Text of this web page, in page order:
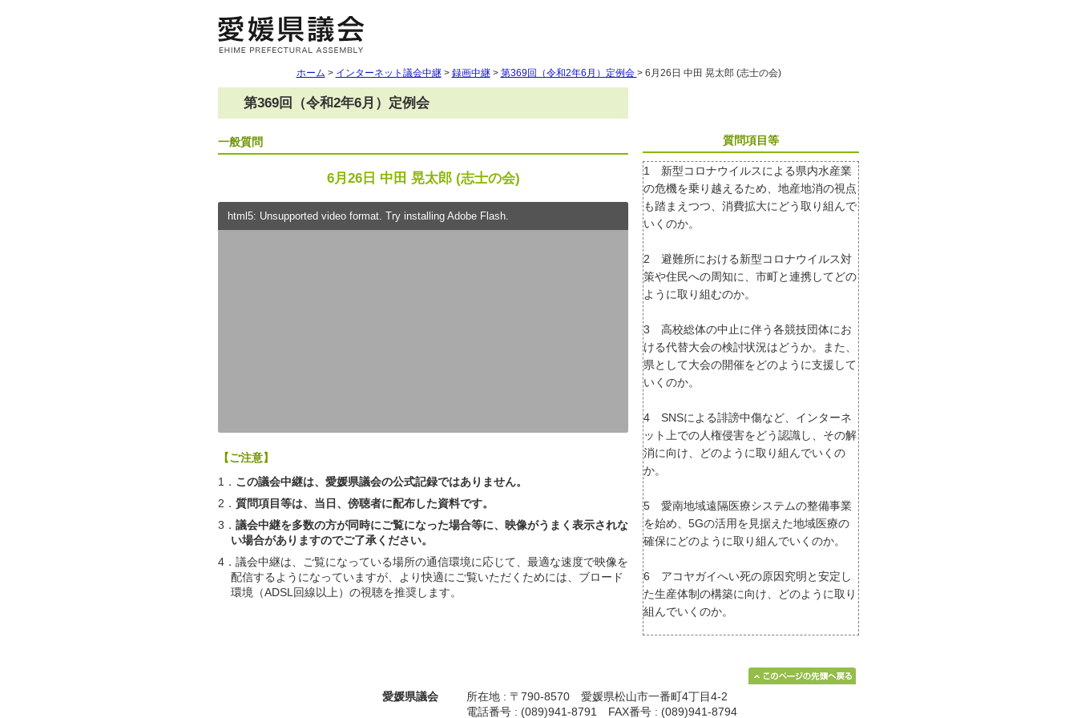
ホーム > インターネット議会中継> 録画中継> 第369回（令和2年6月）定例会 > 6月26日 中田 晃太郎 (志士の会)
第369回（令和2年6月）定例会
一般質問
6月26日 中田 晃太郎 (志士の会)
html5: Unsupported video format. Try installing Adobe Flash.
【ご注意】
1． この議会中継は、愛媛県議会の公式記録ではありません。
2． 質問項目等は、当日、傍聴者に配布した資料です。
3． 議会中継を多数の方が同時にご覧になった場合等に、映像がうまく表示されな
い場合がありますのでご了承ください。
4．議会中継は、ご覧になっている場所の通信環境に応じて、最適な速度で映像を
配信するようになっていますが、より快適にご覧いただくためには、ブロード
環境（ADSL回線以上）の視聴を推奨します。
質問項目等
1 新型コロナウイルスによる県内水産業
の危機を乗り越えるため、地産地消の視点
も踏まえつつ、消費拡大にどう取り組んで
いくのか。
2 避難所における新型コロナウイルス対
策や住民への周知に、市町と連携してどの
ように取り組むのか。
3 高校総体の中止に伴う各競技団体にお
ける代替大会の検討状況はどうか。また、
県として大会の開催をどのように支援して
いくのか。
4 SNSによる誹謗中傷など、インターネ
ット上での人権侵害をどう認識し、その解
消に向け、どのように取り組んでいくの
か。
5 愛南地域遠隔医療システムの整備事業
を始め、5Gの活用を見据えた地域医療の
確保にどのように取り組んでいくのか。
6 アコヤガイへい死の原因究明と安定し
た生産体制の構築に向け、どのように取り
組んでいくのか。
愛媛県議会
所在地 : 〒790-8570 愛媛県松山市一番町4丁目4-2
電話番号 : (089)941-8791 FAX番号 : (089)941-8794